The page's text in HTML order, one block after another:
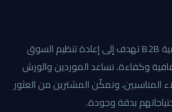
كاربيد هي أول منصة صناعية رقمية B2B تهدف إلى إعادة تنظيم السوق
وكفاءة. نساعد الموردين والورش
المناسبين، ونمكّن المشترين من العثور
بدقة وجودة.